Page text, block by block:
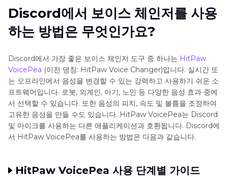
Discord Mobile에서 보이스 체인저를 사용하는 방법?
자주 묻는 질문들: 디스코드 보이스 체인저
마무리
Discord에서 보이스 체인저를 사용
하는 방법은 무엇인가요?
Discord에서 가장 좋은 보이스 체인저 도구 중 하나는 HitPaw
VoicePea (이전 명칭: HitPaw Voice Changer)입니다. 실시간 또
는 오프라인에서 음성을 변경할 수 있는 강력하고 사용하기 쉬운 소
프트웨어입니다. 로봇, 외계인, 아기, 노인 등 다양한 음성 효과 중에
서 선택할 수 있습니다. 또한 음성의 피치, 속도 및 볼륨을 조정하여
고유한 음성을 만들 수도 있습니다. HitPaw VoicePea는 Discord
및 마이크를 사용하는 다른 애플리케이션과 호환됩니다. Discord에
서 HitPaw VoicePea를 사용하는 방법은 다음과 같습니다.
HitPaw VoicePea 사용 단계별 가이드